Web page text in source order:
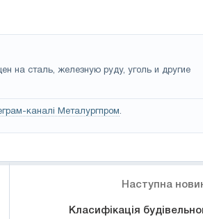
на сталь, железную руду, уголь и другие
каналі Металургпром.
Наступна
Класифікація